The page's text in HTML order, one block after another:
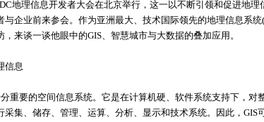
理信息开发者大会在北京举行，这一以不断引领和促进地理
与企业前来参会。作为亚洲最大、技术国际领先的地理信息系
来谈一谈他眼中的GIS、智慧城市与大数据的叠加应用。
信息
要的空间信息系统。它是在计算机硬、软件系统支持下，对
采集、储存、管理、运算、分析、显示和技术系统。因此，GIS